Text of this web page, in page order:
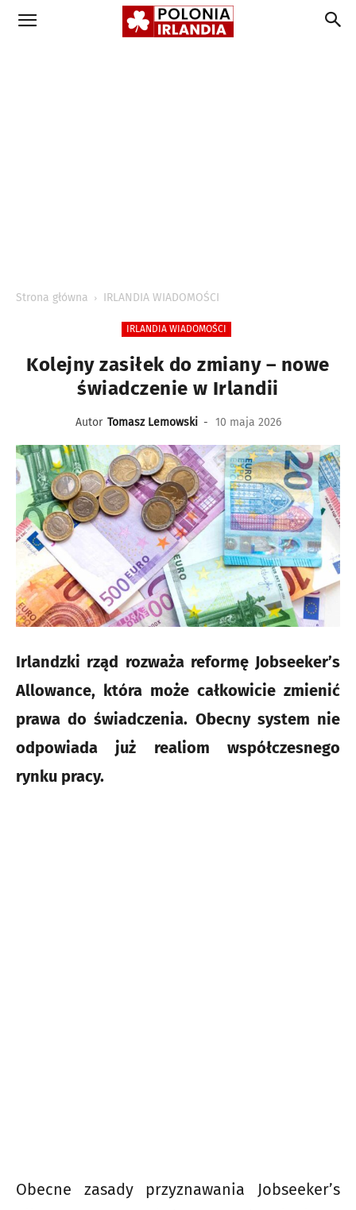
Strona główna IRLANDIA WIADOMOŚCI
IRLANDIA WIADOMOŚCI
Kolejny zasiłek do zmiany – nowe
świadczenie w Irlandii
Autor Tomasz Lemowski - 10 maja 2026
Irlandzki rząd rozważa reformę Jobseeker’s
Allowance, która może całkowicie zmienić
prawa do świadczenia. Obecny system nie
odpowiada już realiom współczesnego
rynku pracy.
Obecne zasady przyznawania Jobseeker’s